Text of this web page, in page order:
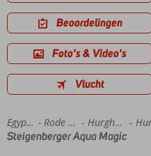
Beoordelingen
Foto's & Video's
Vlucht
Home Egypte Rode Zee Hurghada
Steigenberger Aqua Magic